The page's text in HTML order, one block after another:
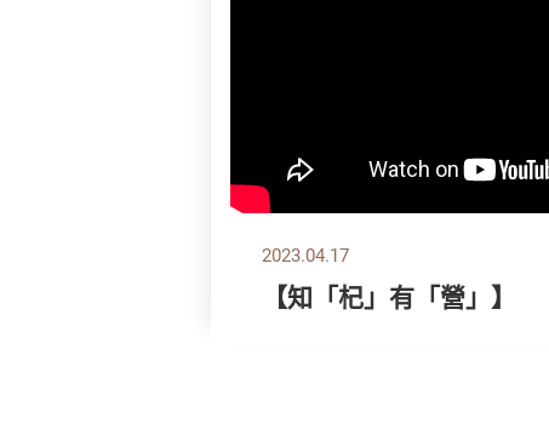
2023.04.17
【知「杞」有「營」】